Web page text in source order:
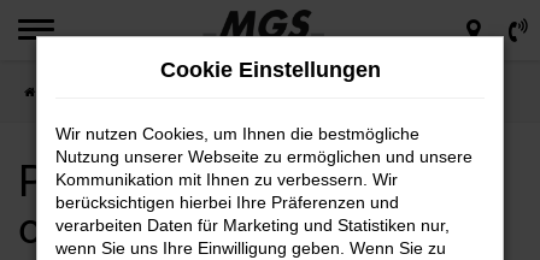
Zum
springen
Peugeot Tageszulassung
online kaufen
Cookie Einstellungen
Wir nutzen Cookies, um Ihnen die bestmögliche
Nutzung unserer Webseite zu ermöglichen und unsere
Kommunikation mit Ihnen zu verbessern. Wir
berücksichtigen hierbei Ihre Präferenzen und
verarbeiten Daten für Marketing und Statistiken nur,
wenn Sie uns Ihre Einwilligung geben. Wenn Sie zu